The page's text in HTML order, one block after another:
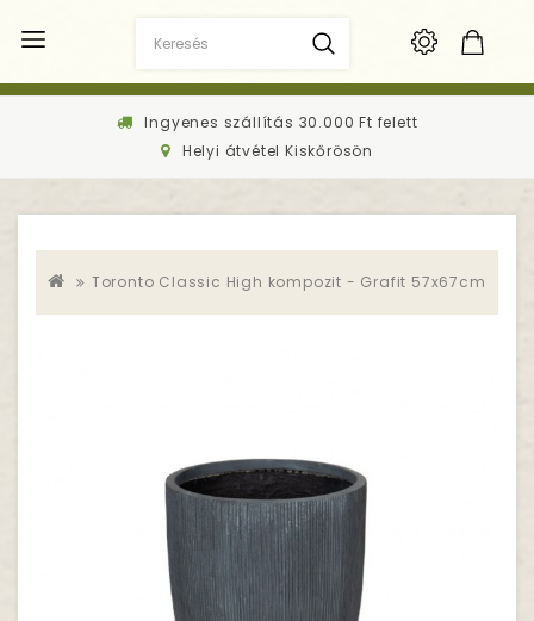
Ingyenes szállítás 30.000 Ft felett
Helyi átvétel Kiskőrösön
Toronto Classic High kompozit - Grafit 57x67cm